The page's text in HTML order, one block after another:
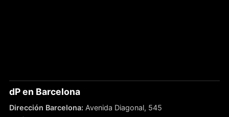
dP en Barcelona
Dirección Barcelona: Avenida Diagonal, 545